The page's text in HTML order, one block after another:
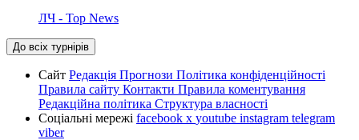
ЛЧ - Top News
До всіх турнірів
Сайт Редакція Прогнози Політика конфіденційності
Правила сайту Контакти Правила коментування
Редакційна політика Структура власності
Соціальні мережі facebook x youtube instagram telegram
viber